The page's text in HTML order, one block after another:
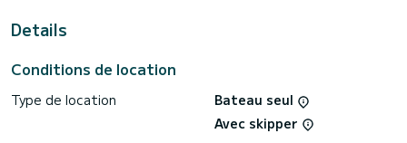
Il possède notamment les équipements suivants : Pilote
sur le bouton « obtenir un devis », un expert SamBoat vous
Details
Conditions de location
Type de location
Bateau seul
Avec skipper